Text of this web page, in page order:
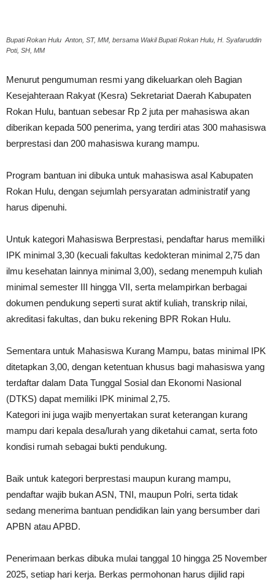
Bupati Rokan Hulu Anton, ST, MM, bersama Wakil Bupati Rokan Hulu, H. Syafaruddin
Poti, SH, MM
Menurut pengumuman resmi yang dikeluarkan oleh Bagian
Kesejahteraan Rakyat (Kesra) Sekretariat Daerah Kabupaten
Rokan Hulu, bantuan sebesar Rp 2 juta per mahasiswa akan
diberikan kepada 500 penerima, yang terdiri atas 300 mahasiswa
berprestasi dan 200 mahasiswa kurang mampu.
Program bantuan ini dibuka untuk mahasiswa asal Kabupaten
Rokan Hulu, dengan sejumlah persyaratan administratif yang
harus dipenuhi.
Untuk kategori Mahasiswa Berprestasi, pendaftar harus memiliki
IPK minimal 3,30 (kecuali fakultas kedokteran minimal 2,75 dan
ilmu kesehatan lainnya minimal 3,00), sedang menempuh kuliah
minimal semester III hingga VII, serta melampirkan berbagai
dokumen pendukung seperti surat aktif kuliah, transkrip nilai,
akreditasi fakultas, dan buku rekening BPR Rokan Hulu.
Sementara untuk Mahasiswa Kurang Mampu, batas minimal IPK
ditetapkan 3,00, dengan ketentuan khusus bagi mahasiswa yang
terdaftar dalam Data Tunggal Sosial dan Ekonomi Nasional
(DTKS) dapat memiliki IPK minimal 2,75.
Kategori ini juga wajib menyertakan surat keterangan kurang
mampu dari kepala desa/lurah yang diketahui camat, serta foto
kondisi rumah sebagai bukti pendukung.
Baik untuk kategori berprestasi maupun kurang mampu,
pendaftar wajib bukan ASN, TNI, maupun Polri, serta tidak
sedang menerima bantuan pendidikan lain yang bersumber dari
APBN atau APBD.
Penerimaan berkas dibuka mulai tanggal 10 hingga 25 November
2025, setiap hari kerja. Berkas permohonan harus dijilid rapi